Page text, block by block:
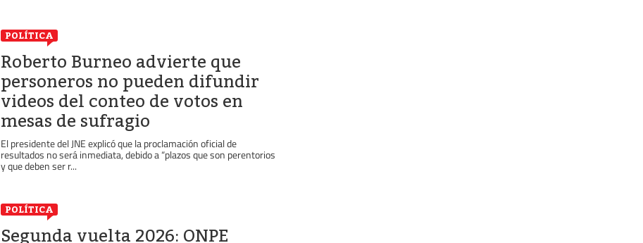
POLÍTICA
Roberto Burneo advierte que
personeros no pueden difundir
videos del conteo de votos en
mesas de sufragio
El presidente del JNE explicó que la proclamación oficial de
resultados no será inmediata, debido a “plazos que son perentorios
y que deben ser r...
POLÍTICA
Segunda vuelta 2026: ONPE